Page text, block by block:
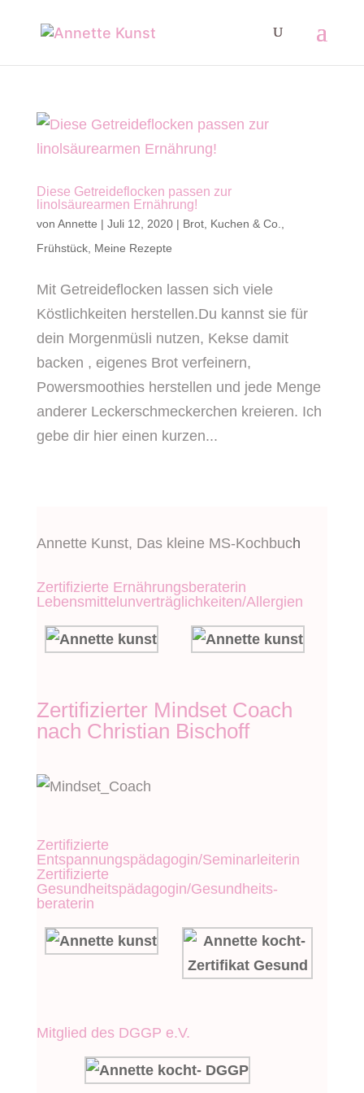
Diese Getreideflocken passen zur
linolsäurearmen Ernährung!
von Annette | Juli 12, 2020| Brot, Kuchen & Co.
Frühstück, Meine Rezepte
Mit Getreideflocken lassen sich viele
Köstlichkeiten herstellen.Du kannst sie für
dein Morgenmüsli nutzen, Kekse damit
backen , eigenes Brot verfeinern,
Powersmoothies herstellen und jede Menge
anderer Leckerschmeckerchen kreieren. Ich
gebe dir hier einen kurzen...
Annette Kunst, Das kleine MS-Kochbuch
Zertifizierte Ernährungsberaterin
Lebensmittelunverträglichkeiten/Allergien
Zertifizierter Mindset Coach
nach Christian Bischoff
Zertifizierte
Entspannungspädagogin/Seminarleiterin
Zertifizierte
Gesundheitspädagogin/Gesundheits-
beraterin
Mitglied des DGGP e.V.